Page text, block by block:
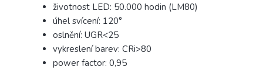
životnost LED: 50.000 hodin (LM80)
úhel svícení: 120°
oslnění: UGR<25
vykreslení barev: CRi>80
power factor: 0,95